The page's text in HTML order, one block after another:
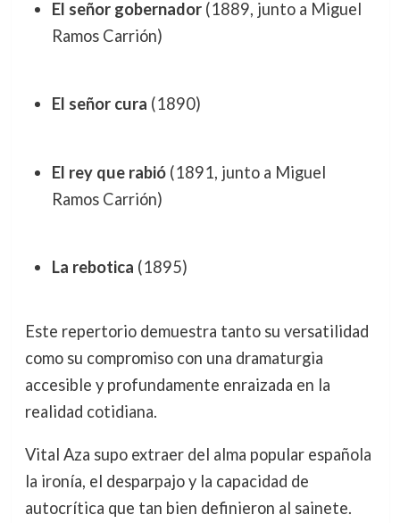
El señor gobernador(1889, junto a Miguel
Ramos Carrión)
El señor cura (1890)
El rey que rabió(1891, junto a Miguel
Ramos Carrión)
La rebotica (1895)
Este repertorio demuestra tanto su versatilidad
como su compromiso con una dramaturgia
accesible y profundamente enraizada en la
realidad cotidiana.
Vital Aza supo extraer del alma popular española
la ironía, el desparpajo y la capacidad de
autocrítica que tan bien definieron al sainete.